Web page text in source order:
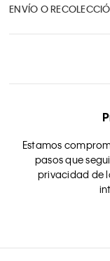
ENVÍO O
Estamos
pasos que
privacidad de